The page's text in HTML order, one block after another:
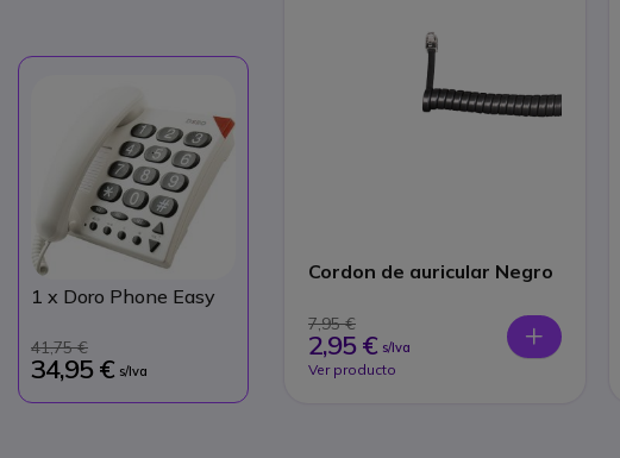
1 x Doro Phone Easy
41,75 €
34,95 € s/Iva
Cordon de auricular Negro
7,95 €
2,95 € s/Iva
Ver producto